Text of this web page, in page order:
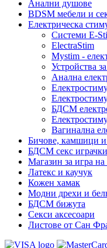
Анални душове
BDSM мебели и
Електрическа
Системи E-
ElectraStim
Mystim -
Устройства
Анална
БДСМ
Вагинална
Бичове, камшици и
БДСМ секс играчки
Магазин за игра
Латекс и каучук
Кожен хамак
Модни дрехи и
БДСМ бижута
Секси аксесоари
Листове от Сан